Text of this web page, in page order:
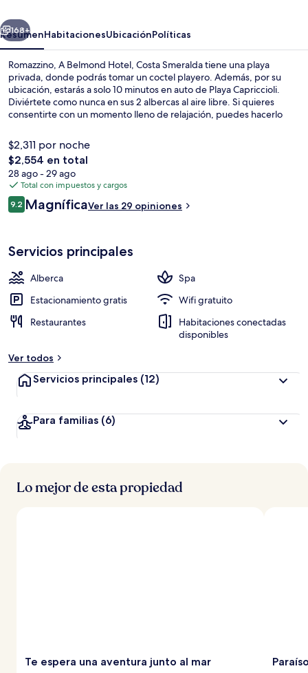
Costa
Smeralda
Siguiente
168+
ResumenHabitacionesUbicaciónPolíticas
Romazzino, A Belmond Hotel, Costa Smeralda tiene una playa
privada, donde podrás tomar un coctel playero. Además, por su
ubicación, estarás a solo 10 minutos en auto de Playa Capriccioli.
Diviértete como nunca en sus 2 albercas al aire libre. Si quieres
consentirte con un momento lleno de relajación, puedes hacerlo
pedicure. Uno de sus 2 restaurantes es Romazzino Restaurant, que
sirve cocina mediterránea y está abierto para el desayuno y la cena.
Otros servicios y amenidades a destacar de este hotel de lujo son
sus 2 bares o lounges, su terraza en la azotea y su club infantil gratis.
$2,311 por noche
El
precio
total
es
de
$2,554 en total
28 ago - 29 ago
Total con impuestos y cargos
Opiniones
9.29.2 de 10,
MagníficaVer las 29 opiniones
Servicios principales
Alberca
Spa
Estacionamiento gratis
Wifi gratuito
Restaurantes
Habitaciones conectadas
disponibles
Ver todos
Servicios principales (12)
Para familias (6)
Lo mejor de esta propiedad
Te espera una aventura junto al mar